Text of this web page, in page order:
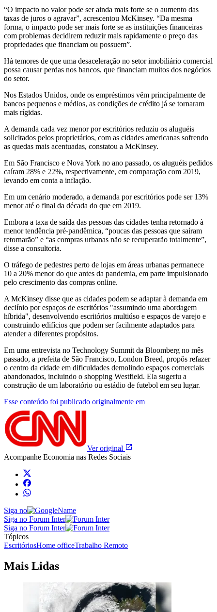
“O impacto no valor pode ser ainda mais forte se o aumento das
taxas de juros o agravar”, acrescentou McKinsey. “Da mesma
forma, o impacto pode ser mais forte se as instituições financeiras
com problemas decidirem reduzir mais rapidamente o preço das
propriedades que financiam ou possuem”.
Há temores de que uma desaceleração no setor imobiliário comercial
possa causar perdas nos bancos, que financiam muitos dos negócios
do setor.
Nos Estados Unidos, onde os empréstimos vêm principalmente de
bancos pequenos e médios, as condições de crédito já se tornaram
mais rígidas.
A demanda cada vez menor por escritórios reduziu os aluguéis
solicitados pelos proprietários, com as cidades americanas sofrendo
as quedas mais acentuadas, constatou a McKinsey.
Em São Francisco e Nova York no ano passado, os aluguéis pedidos
caíram 28% e 22%, respectivamente, em comparação com 2019,
levando em conta a inflação.
Em um cenário moderado, a demanda por escritórios pode ser 13%
menor até o final da década do que em 2019.
Embora a taxa de saída das pessoas das cidades tenha retornado à
menor tendência pré-pandêmica, “poucas das pessoas que saíram
retornarão” e “as compras urbanas não se recuperarão totalmente”,
disse a consultoria.
O tráfego de pedestres perto de lojas em áreas urbanas permanece
10 a 20% menor do que antes da pandemia, em parte impulsionado
pelo crescimento das compras online.
A McKinsey disse que as cidades podem se adaptar à demanda em
declínio por espaços de escritórios "assumindo uma abordagem
híbrida", desenvolvendo escritórios multiúso e espaços de varejo e
construindo edifícios que podem ser facilmente adaptados para
atender a diferentes propósitos.
Em uma entrevista no Technology Summit da Bloomberg no mês
passado, a prefeita de São Francisco, London Breed, propôs refazer
o centro da cidade em dificuldades demolindo espaços comerciais
abandonados, incluindo o shopping Westfield. Ela sugeriu a
construção de um laboratório ou estádio de futebol em seu lugar.
Esse conteúdo foi publicado originalmente em
Ver original
Acompanhe Economia nas Redes Sociais
Siga no
Siga no Forum Inter
Siga no Forum Inter
Tópicos
EscritóriosHome officeTrabalho Remoto
Mais Lidas